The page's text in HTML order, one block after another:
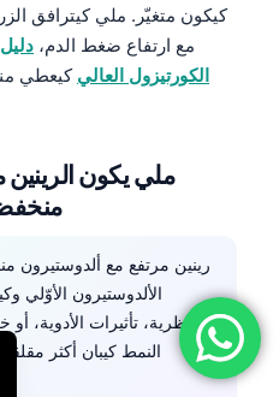
كيكون متغيّر. ملي كيترافق
السكري، أو السطور (striae) مع ارتفاع ضغط الدم، دليل
الكورتيزول العالي كيعطي
ملي يكون
رينين مرتفع مع
الألدوستيرون الأوّلي
الكظرية، تأثيرات الأدوية،
النمط كيبان أكثر